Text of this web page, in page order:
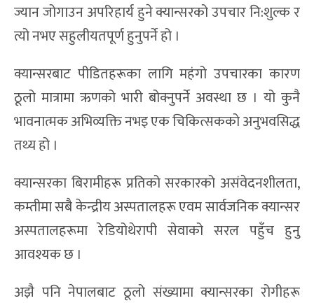
ज्यान जोगाउन अपरिहार्य हुने क्यान्सरको उपचार नि:शुल्क र
त्यो नभए सहुलीयतपूर्ण हुनुपर्ने हो ।
क्यान्सरबाट पीडितहरूका लागि महंगो उपचारका कारण
ठूलो मात्रामा ऋणको भारी बोक्नुपर्ने अवस्था छ । यो कुनै
भावनात्मक अभिव्यक्ति नभइ एक चिकित्सकको अनुभवसिद्ध
तथ्य हो ।
क्यान्सरका बिरामीहरू प्रतिको सरकारको असंवेदनशीलता,
कम्तीमा सबै केन्द्रीय अस्पतालहरू एवम सार्वजनिक क्यान्सर
अस्पतालहरूमा रेडियोथेरापी सेवाको सरल पहुँच हुनु
आवश्यक छ ।
अझै पनि नेपालबाट ठूलो संख्यामा क्यान्सरका रोगीहरू